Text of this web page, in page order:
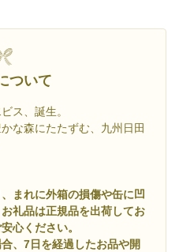
ついて
ス、誕生。
な森にたたずむ、九州日田
まれに外箱の損傷や缶に凹
礼品は正規品を出荷してお
心ください。
、7日を経過したお品や開